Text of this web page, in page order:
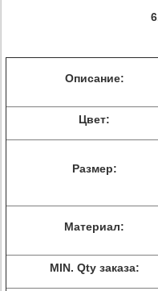
Описание:
Цвет:
Размер:
Материал:
MIN. Qty заказа: